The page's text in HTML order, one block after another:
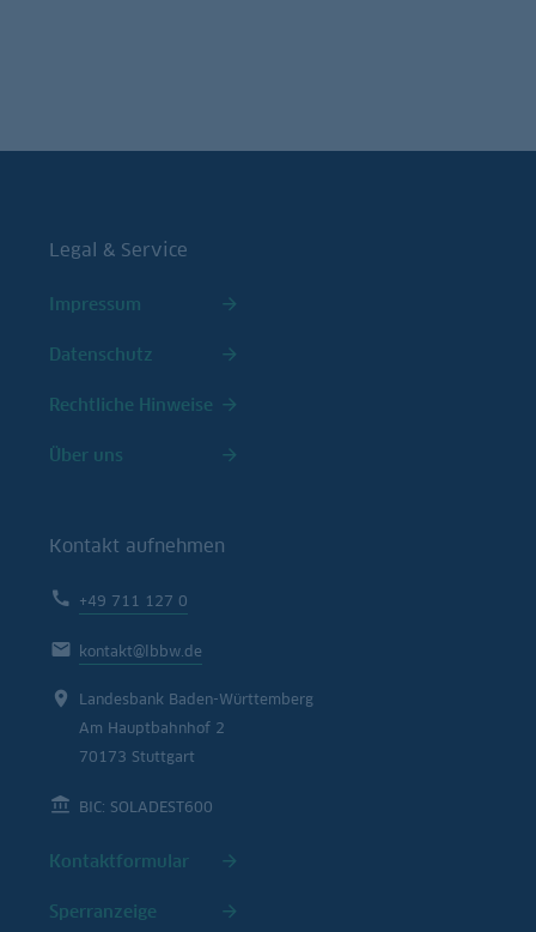
Legal & Service
Impressum
Datenschutz
Rechtliche Hinweise
Über uns
Kontakt aufnehmen
+49 711 127 0
kontakt@lbbw.de
Landesbank Baden-Württemberg
Am Hauptbahnhof 2
70173 Stuttgart
BIC: SOLADEST600
Kontaktformular
Sperranzeige